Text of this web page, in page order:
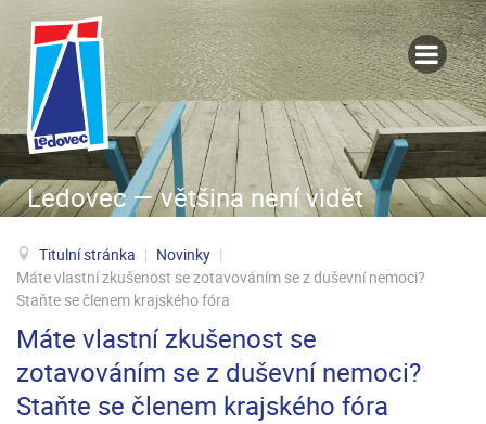
Ledovec — většina není vidět
Titulní stránka | Novinky |
Máte vlastní zkušenost se zotavováním se z duševní nemoci?
Staňte se členem krajského fóra
Máte vlastní zkušenost se
zotavováním se z duševní nemoci?
Staňte se členem krajského fóra